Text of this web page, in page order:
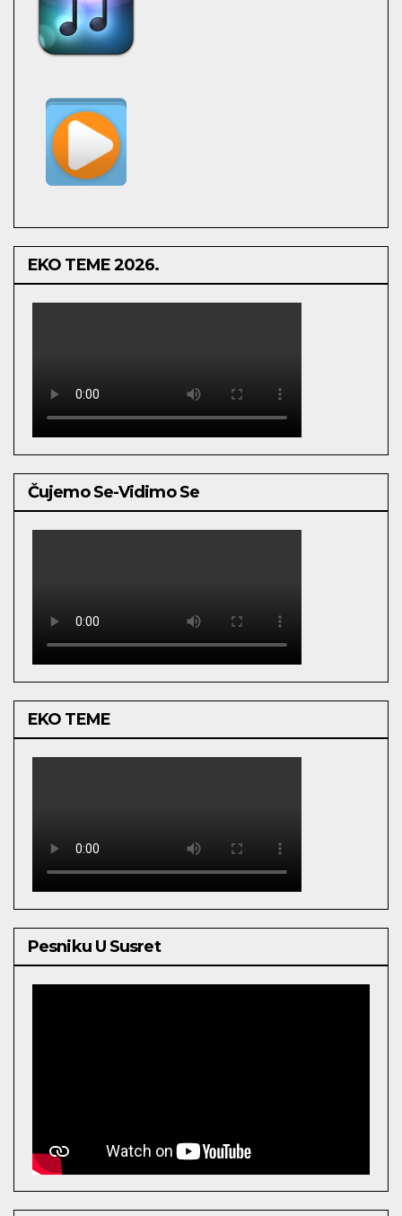
EKO TEME 2026.
Čujemo Se-Vidimo Se
EKO TEME
Pesniku U Susret